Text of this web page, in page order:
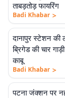
ताबड़तोड़ फायरिंग
Badi Khabar >
दानापुर स्टेशन की
ब्रिगेड की चार
काबू
Badi Khabar >
पटना जंक्शन पर